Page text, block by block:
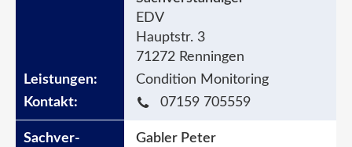
EDV
Hauptstr. 3
71272 Renningen
Condition Monitoring
07159 705559
Gabler Peter